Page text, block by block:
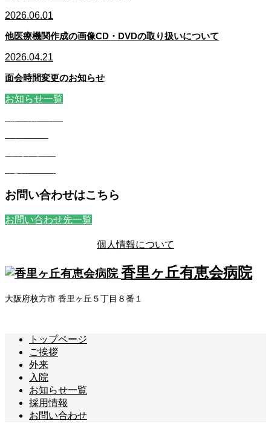
2026.06.01
他医療機関作成の画像CD・DVDの取り扱いについて
2026.04.21
面会時間変更のお知らせ
お知らせ一覧
お問い合わせはこちら
お問い合わせ先一覧
個人情報について
香里ヶ丘有恵会病院
大阪府枚方市 香里ヶ丘５丁目８番１
トップページ
ご挨拶
外来
入院
お知らせ一覧
採用情報
お問い合わせ